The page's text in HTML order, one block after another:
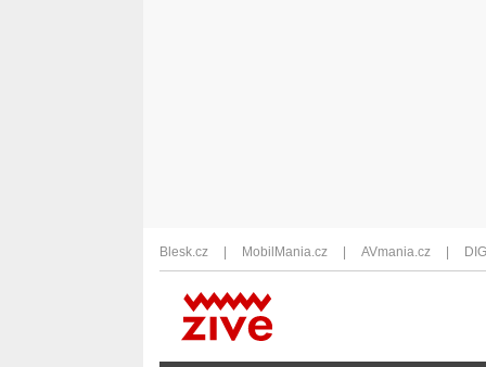
Blesk.cz MobilMania.cz AVmania.cz